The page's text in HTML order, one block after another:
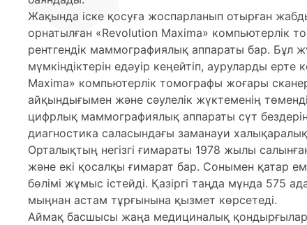
Жақында іске қосуға жоспарланып отырған
орнатылған «Revolution Maxima» компьютерлік
рентгендік маммографиялық аппараты бар. Бұл
мүмкіндіктерін едәуір кеңейтіп, ауруларды
Maxima» компьютерлік томографы жоғары
айқындығымен және сәулелік жүктеменің
цифрлық маммографиялық аппараты сүт
диагностика саласындағы заманауи
Орталықтың негізгі ғимараты 1978 жылы
және екі қосалқы ғимарат бар. Сонымен қатар
бөлімі жұмыс істейді. Қазіргі таңда мұнда 575
мыңнан астам тұрғынына қызмет көрсетеді.
Аймақ басшысы жаңа медициналық